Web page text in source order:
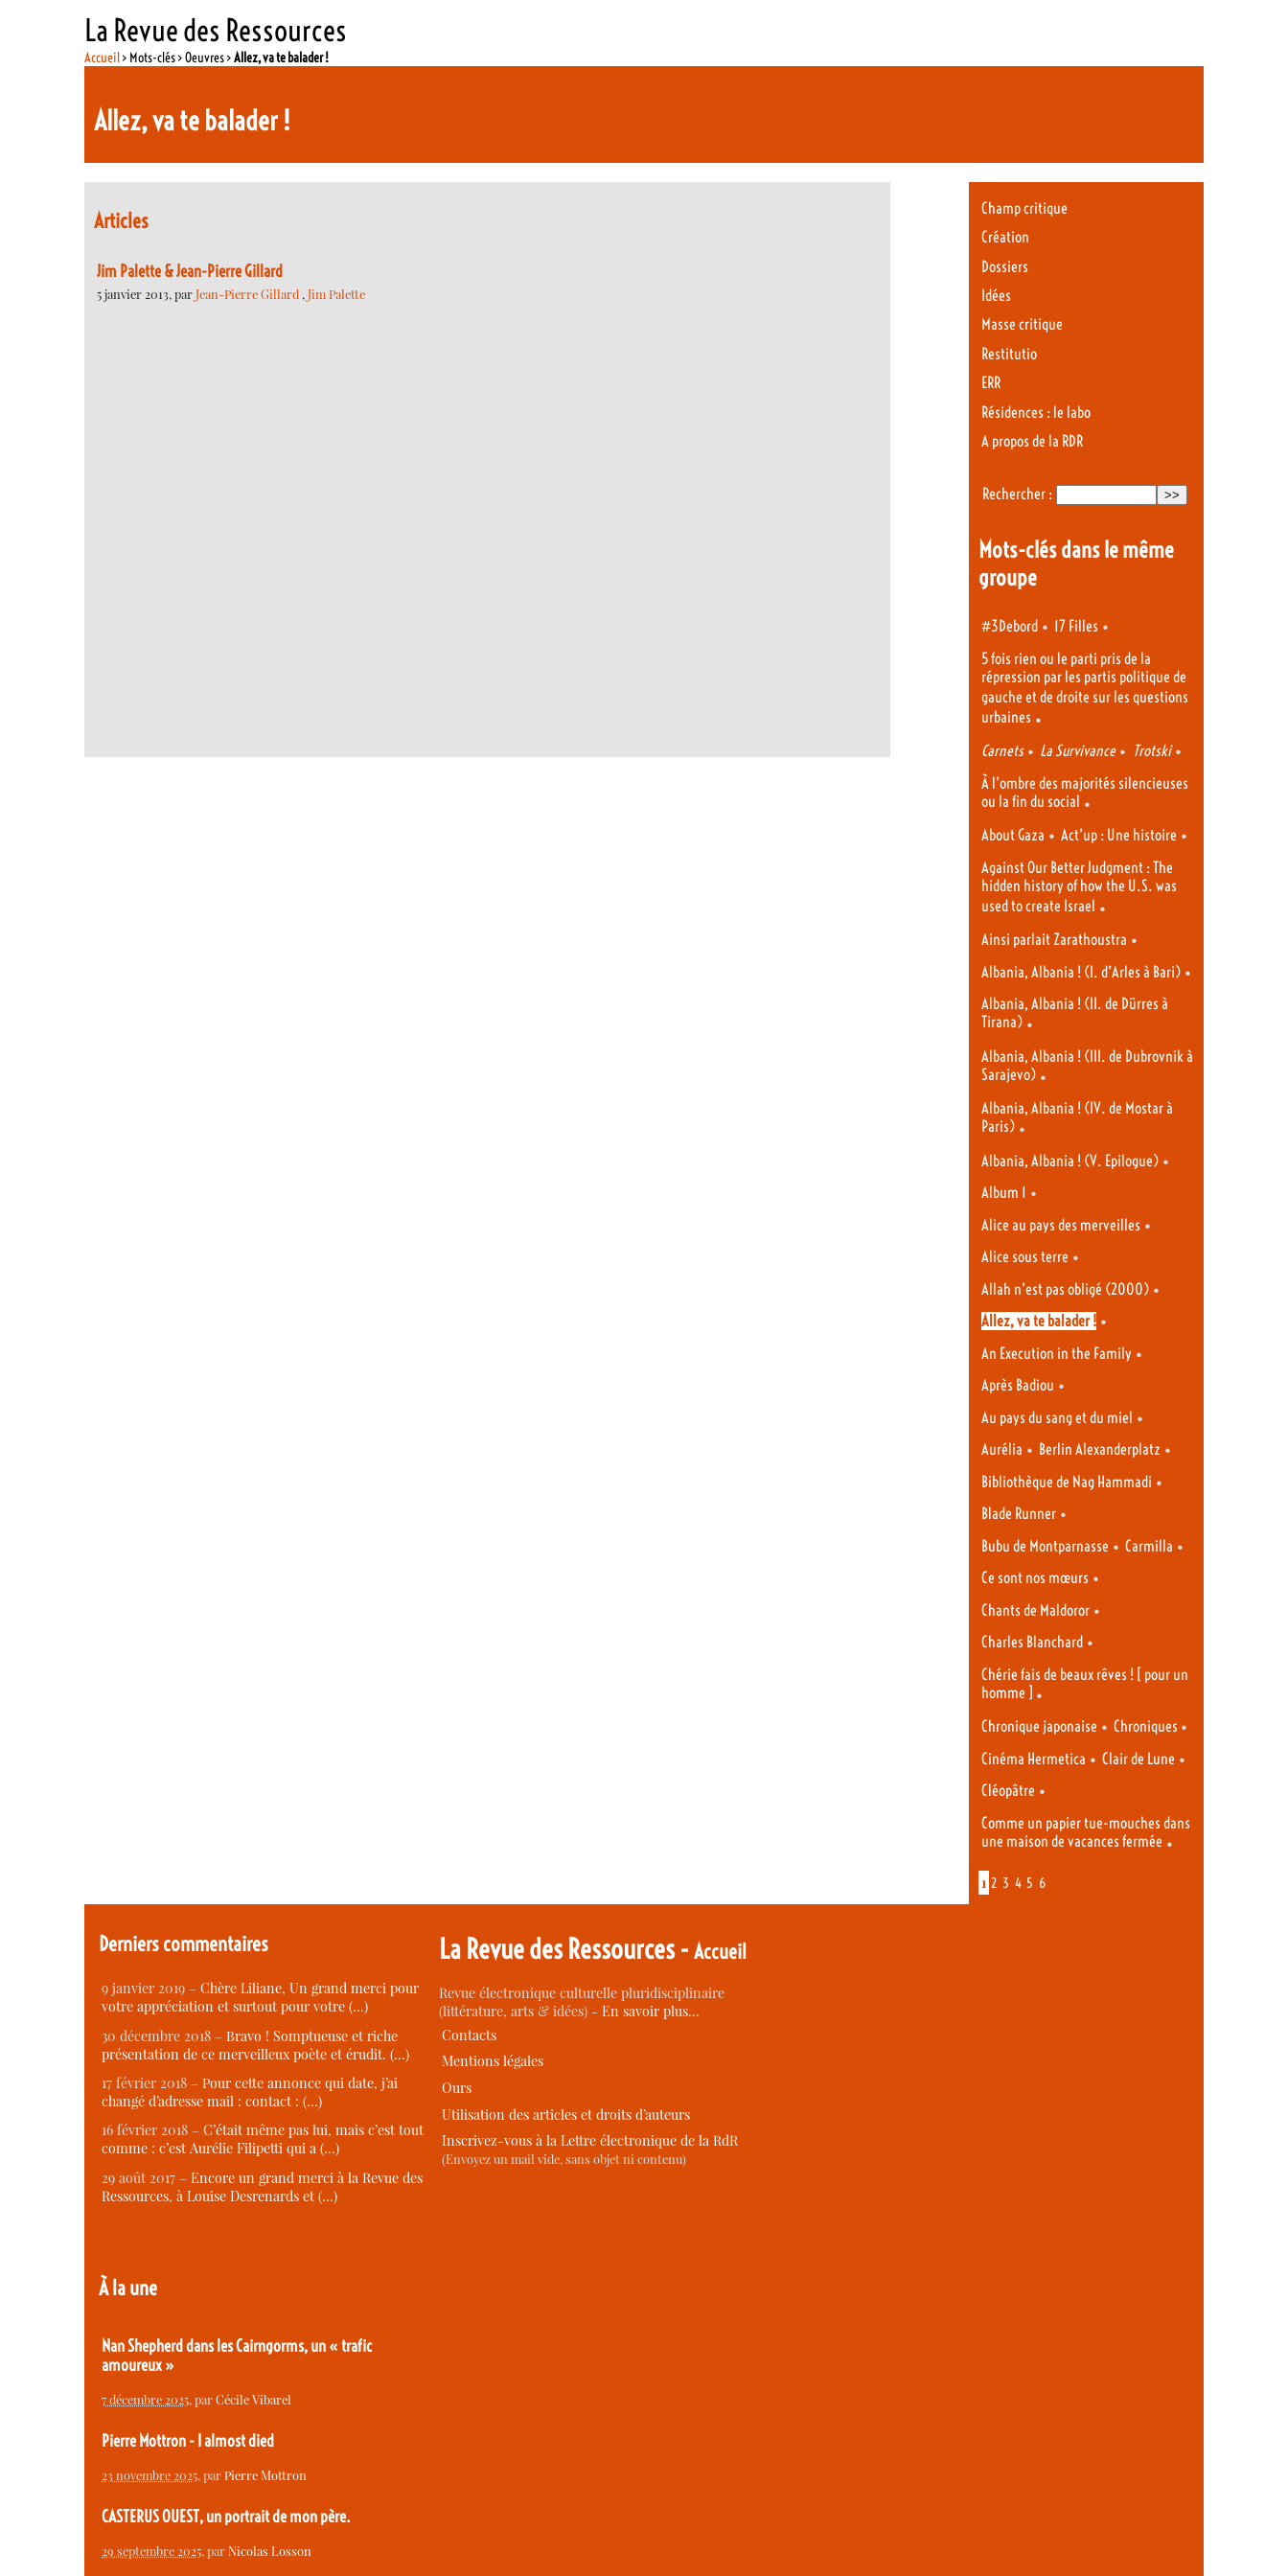
La Revue des Ressources
Accueil> Mots-clés > Oeuvres >Allez, va te balader !
Allez, va te balader !
Articles
Jim Palette & Jean-Pierre Gillard
5 janvier 2013, parJean-Pierre Gillard , Jim Palette
Champ critique
Création
Dossiers
Idées
Masse critique
Restitutio
ERR
Résidences : le labo
A propos de la RDR
Rechercher :
Mots-clés dans le même
groupe
#3Debord • 17 Filles •
5 fois rien ou le parti pris de la
répression par les partis politique de
gauche et de droite sur les questions
urbaines •
Carnets• La Survivance• Trotski•
À l’ombre des majorités silencieuses
ou la fin du social •
About Gaza • Act’up : Une histoire •
Against Our Better Judgment : The
hidden history of how the U.S. was
used to create Israel •
Ainsi parlait Zarathoustra •
Albania, Albania ! (I. d’Arles à Bari) •
Albania, Albania ! (II. de Dürres à
Tirana) •
Albania, Albania ! (III. de Dubrovnik à
Sarajevo) •
Albania, Albania ! (IV. de Mostar à
Paris) •
Albania, Albania ! (V. Epilogue) •
Album 1 •
Alice au pays des merveilles •
Alice sous terre •
Allah n’est pas obligé (2000) •
Allez, va te balader ! •
An Execution in the Family •
Après Badiou •
Au pays du sang et du miel •
Aurélia • Berlin Alexanderplatz •
Bibliothèque de Nag Hammadi •
Blade Runner •
Bubu de Montparnasse • Carmilla •
Ce sont nos mœurs •
Chants de Maldoror •
Charles Blanchard •
Chérie fais de beaux rêves ! [ pour un
homme ] •
Chronique japonaise • Chroniques •
Cinéma Hermetica • Clair de Lune •
Cléopâtre •
Comme un papier tue-mouches dans
une maison de vacances fermée •
1 2 3 4 5 6
Derniers commentaires
9 janvier 2019 – Chère Liliane, Un grand merci pour
votre appréciation et surtout pour votre (…)
30 décembre 2018 – Bravo ! Somptueuse et riche
présentation de ce merveilleux poète et érudit. (…)
17 février 2018 – Pour cette annonce qui date, j’ai
changé d’adresse mail : contact : (…)
16 février 2018 – C’était même pas lui, mais c’est tout
comme : c’est Aurélie Filipetti qui a (…)
29 août 2017 – Encore un grand merci à la Revue des
Ressources, à Louise Desrenards et (…)
À la une
Nan Shepherd dans les Cairngorms, un « trafic
amoureux »
7 décembre 2025, parCécile Vibarel
Pierre Mottron - I almost died
23 novembre 2025, parPierre Mottron
CASTERUS OUEST, un portrait de mon père.
29 septembre 2025, parNicolas Losson
La Revue des Ressources -Accueil
Revue électronique culturelle pluridisciplinaire
(littérature, arts & idées) -En savoir plus…
Contacts
Mentions légales
Ours
Utilisation des articles et droits d’auteurs
Inscrivez-vous à la Lettre électronique de la RdR
(Envoyez un mail vide, sans objet ni contenu)